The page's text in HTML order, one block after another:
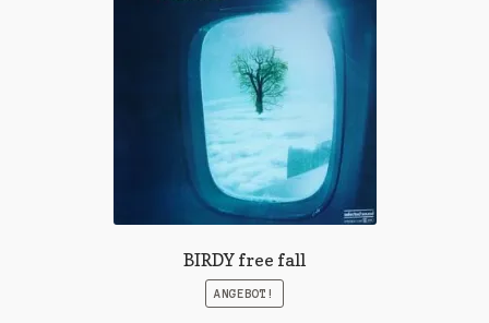
BIRDY free fall
ANGEBOT!